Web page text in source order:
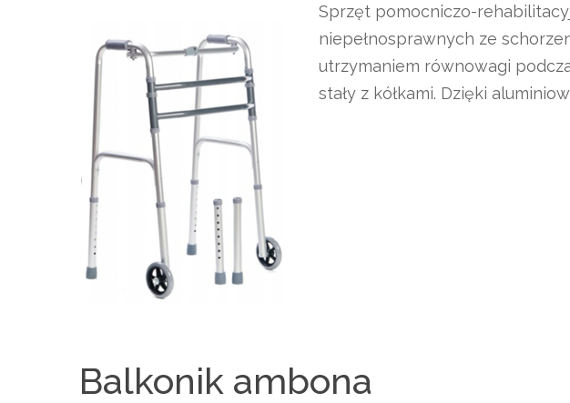
Sprzęt pomocniczo-
niepełnosprawnych ze
utrzymaniem równowagi
stały z kółkami. Dzięki
Balkonik ambona